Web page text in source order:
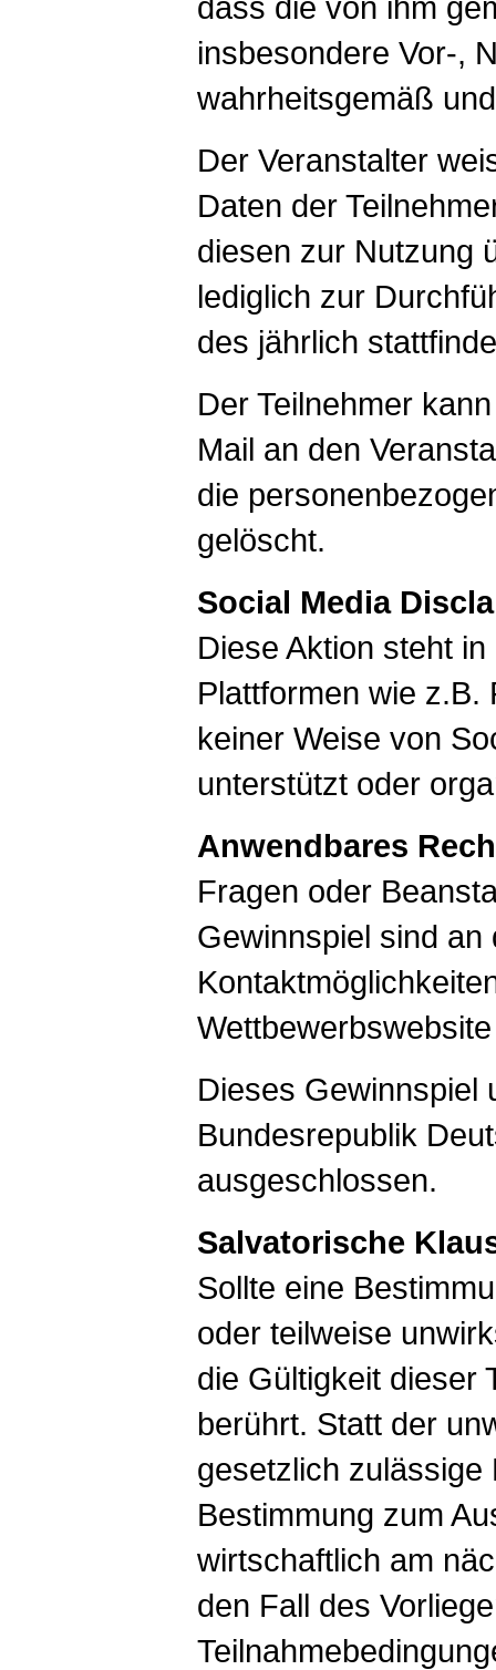
insbesondere Vor-,
wahrheitsgemäß
Der Veranstalter
Daten der
diesen zur Nutzung
lediglich zur
des jährlich
Der Teilnehmer
Mail an den
die
gelöscht.
Social Media
Diese Aktion steht
Plattformen wie z.B.
keiner Weise von
unterstützt oder
Anwendbares
Fragen oder
Gewinnspiel sind
Dieses Gewinnspiel
Bundesrepublik
ausgeschlossen.
Salvatorische
Sollte eine
oder teilweise
die Gültigkeit dieser
berührt. Statt der
gesetzlich zulässige
Bestimmung zum
wirtschaftlich am
den Fall des